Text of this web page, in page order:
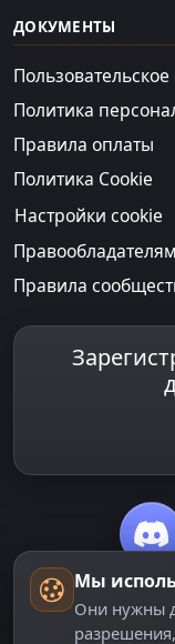
ДОКУМЕНТЫ
Политика
Правила оплаты
Политика Cookie
Настройки cookie
Правообладателям
Правила
©
Мы
Они нужны